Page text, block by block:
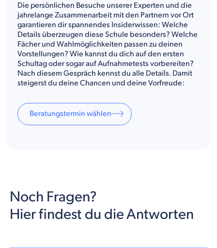
Die persönlichen Besuche unserer Experten und die
jahrelange Zusammenarbeit mit den Partnern vor Ort
garantieren dir spannendes Insiderwissen: Welche
Details überzeugen diese Schule besonders? Welche
Fächer und Wahlmöglichkeiten passen zu deinen
Vorstellungen? Wie kannst du dich auf den ersten
Schultag oder sogar auf Aufnahmetests vorbereiten?
Nach diesem Gespräch kennst du alle Details. Damit
steigerst du deine Chancen und deine Vorfreude:
Beratungstermin wählen
Noch Fragen?
Hier findest du die Antworten